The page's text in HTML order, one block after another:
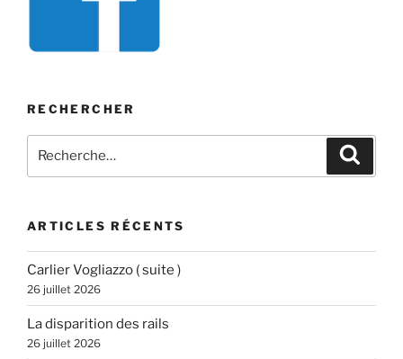
RECHERCHER
pour
ARTICLES RÉCENTS
Carlier Vogliazzo ( suite )
26 juillet 2026
La disparition des rails
26 juillet 2026